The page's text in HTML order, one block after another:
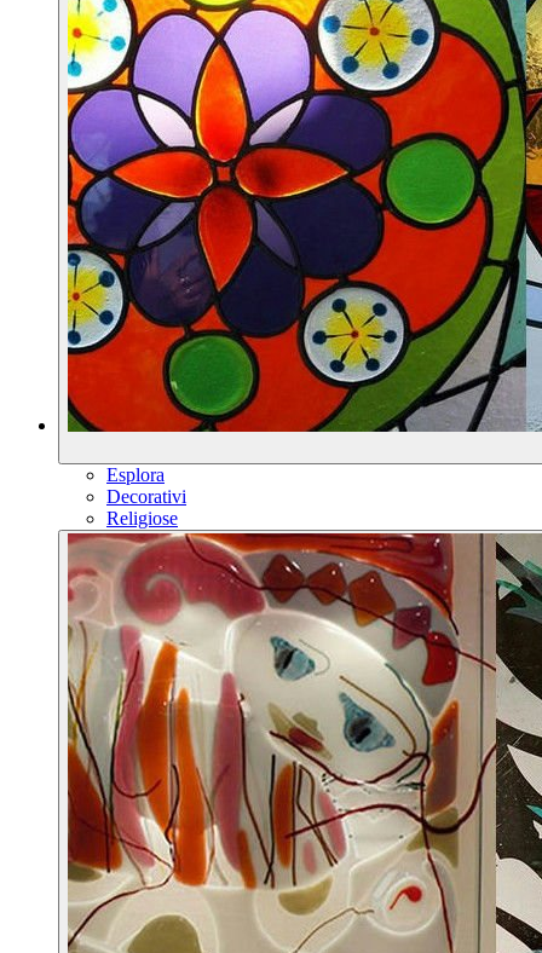
Esplora
Decorativi
Religiose